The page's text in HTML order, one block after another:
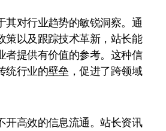
其对行业趋势的敏锐洞察。通
策以及跟踪技术革新，站长能
者提供有价值的参考。这种信
统行业的壁垒，促进了跨领域
开高效的信息流通。站长资讯